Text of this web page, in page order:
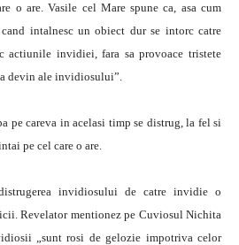
o are. Vasile cel Mare spune ca, asa cum
intalnesc un obiect dur se intorc catre
actiunile invidiei, fara sa provoace tristete
devin ale invidiosului”.
pe careva in acelasi timp se distrug, la fel si
pe cel care o are.
invidiosului de catre invidie o
Revelator mentionez pe Cuviosul Nichita
„sunt rosi de gelozie impotriva celor